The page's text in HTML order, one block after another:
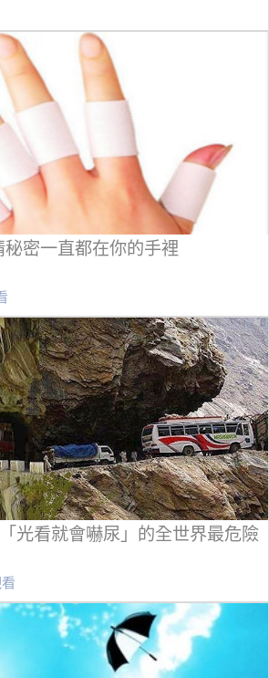
密一直都在你的手裡
光看就會嚇尿」的全世界最危險